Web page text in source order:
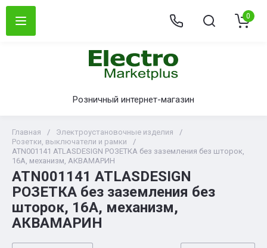
Розничный интернет-магазин
0
Главная / Электроустановочные изделия
/
Розетки, выключатели и рамки
/
ATN001141 ATLASDESIGN РОЗЕТКА без заземления без шторок,
16А, механизм, АКВАМАРИН
ATN001141 ATLASDESIGN
РОЗЕТКА без заземления без
шторок, 16А, механизм,
АКВАМАРИН